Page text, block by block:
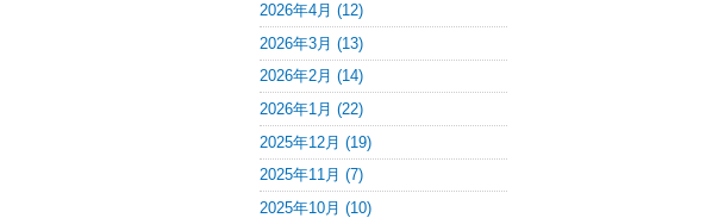
2026年4月 (12)
2026年3月 (13)
2026年2月 (14)
2026年1月 (22)
2025年12月 (19)
2025年11月 (7)
2025年10月 (10)